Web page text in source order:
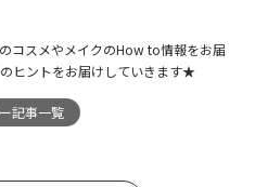
コスメやメイクのHow to情報をお届
ヒントをお届けしていきます★
記事一覧